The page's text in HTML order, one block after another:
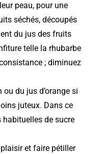
peau, pour une
séchés, découpés
du jus des fruits
telle la rhubarbe
; diminuez
du jus d’orange si
juteux. Dans ce
habituelles de sucre
et faire pétiller